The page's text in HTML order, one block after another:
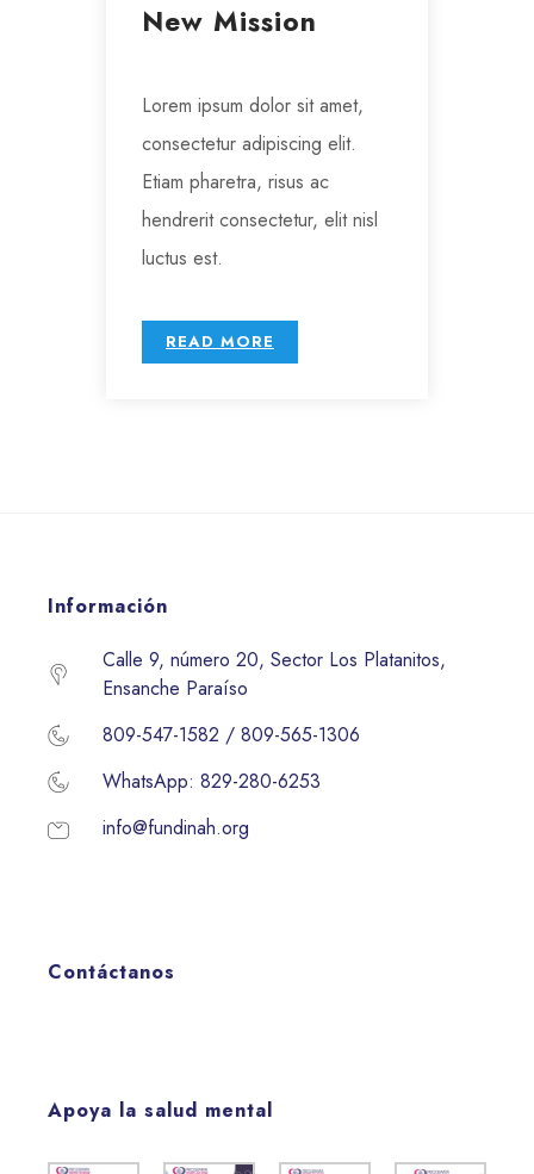
New Mission
Lorem ipsum dolor sit amet,
consectetur adipiscing elit.
Etiam pharetra, risus ac
hendrerit consectetur, elit nisl
luctus est.
READ MORE
Información
Calle 9, número 20, Sector Los Platanitos,
Ensanche Paraíso
809-547-1582 / 809-565-1306
WhatsApp: 829-280-6253
info@fundinah.org
Contáctanos
Apoya la salud mental